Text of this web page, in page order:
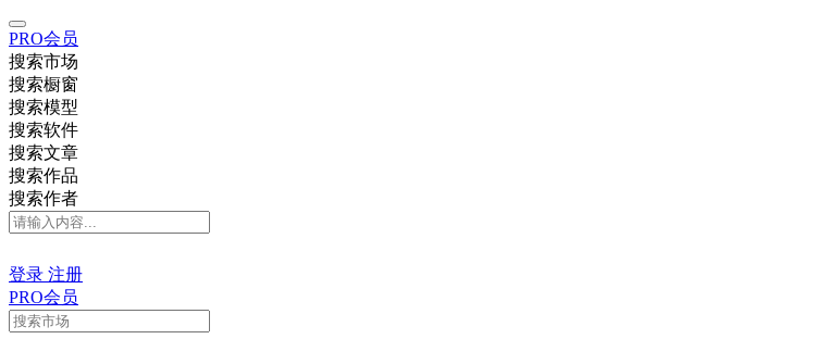
PRO会员
搜索市场
搜索橱窗
搜索模型
搜索软件
搜索文章
搜索作品
搜索作者
登录 注册
PRO会员